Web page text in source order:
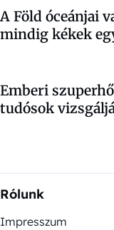
A Föld óceánjai
mindig kékek
Emberi
tudósok
Rólunk
Impresszum